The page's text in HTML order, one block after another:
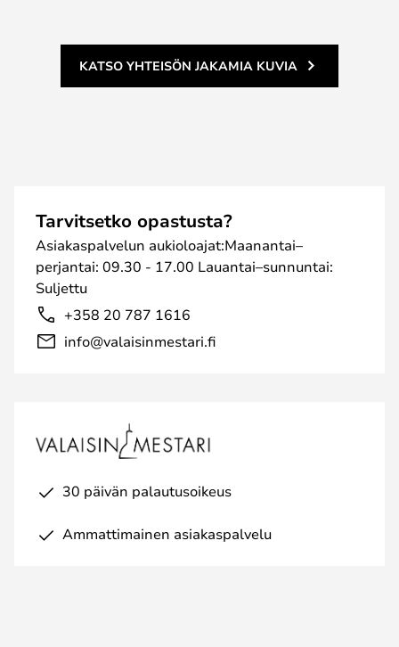
KATSO YHTEISÖN JAKAMIA KUVIA
Tarvitsetko opastusta?
Asiakaspalvelun aukioloajat:Maanantai–
perjantai: 09.30 - 17.00 Lauantai–sunnuntai:
Suljettu
+358 20 787 1616
info@valaisinmestari.fi
30 päivän palautusoikeus
Ammattimainen asiakaspalvelu